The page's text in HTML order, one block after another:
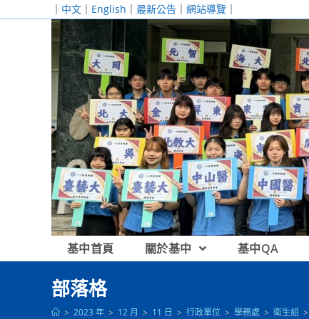
｜ 中文 ｜ English ｜ 最新公告 ｜ 網站導覽 ｜
基中首頁 關於基中 基中QA
部落格
> 2023 年 > 12 月 > 11 日 > 行政單位 > 學務處 > 衛生組 >